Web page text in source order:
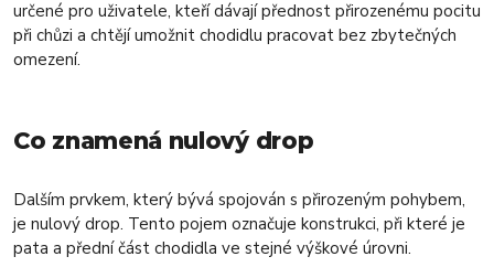
určené pro uživatele, kteří dávají přednost přirozenému pocitu
při chůzi a chtějí umožnit chodidlu pracovat bez zbytečných
omezení.
Co znamená nulový drop
Dalším prvkem, který bývá spojován s přirozeným pohybem,
je nulový drop. Tento pojem označuje konstrukci, při které je
pata a přední část chodidla ve stejné výškové úrovni.